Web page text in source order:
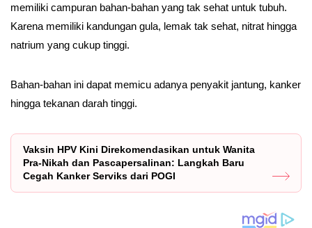
memiliki campuran bahan-bahan yang tak sehat untuk tubuh.
Karena memiliki kandungan gula, lemak tak sehat, nitrat hingga
natrium yang cukup tinggi.
Bahan-bahan ini dapat memicu adanya penyakit jantung, kanker
hingga tekanan darah tinggi.
Vaksin HPV Kini Direkomendasikan untuk Wanita
Pra-Nikah dan Pascapersalinan: Langkah Baru
Cegah Kanker Serviks dari POGI